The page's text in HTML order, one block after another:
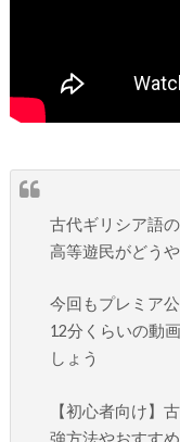
古代ギリシア語
高等遊民がどう
今回もプレミア
12分くらいの動
しょう
【初心者向け】
強方法やおすす